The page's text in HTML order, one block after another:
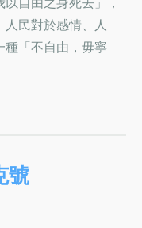
民對於感情、人
「不自由，毋寧
號